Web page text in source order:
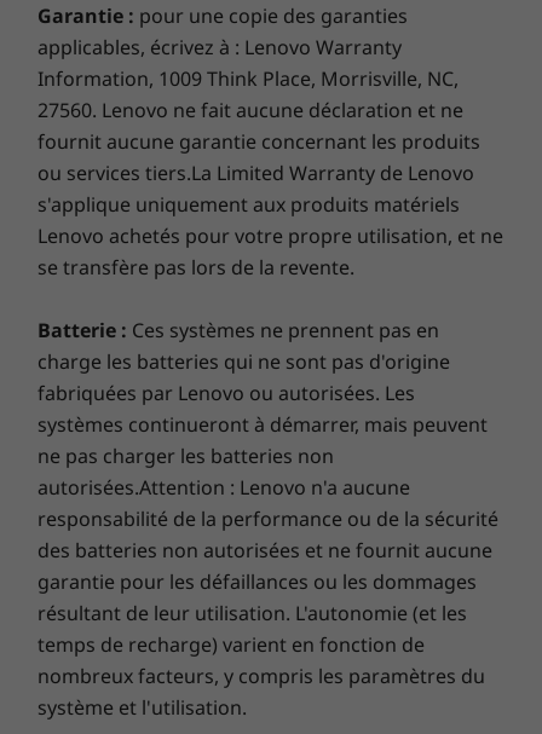
Mémoire, stockage, ports rapides
petites entreprises que des processeurs
rapides et un excellent WiFi. Nous équipons
donc également le ThinkBook 14s Yoga de 2e
génération avec jusqu’à une grande mémoire
DDR4 réactive pour un multitâche plus fluide.
Pour la connexion des moniteurs et des
périphériques, la large sélection de ports
comprend USB-C, Thunderbolt™ 4 et plus
encore.
Les vitesses de transfert des ports USB sont
approximatives et dépendent de nombreux facteurs,
tels que la capacité de traitement des appareils
Clavier
Taille normale, rétroéclairé, résistant aux
déversements
Pavé tactile de précision en une seule pièce de service
Clavier de contrôle d’appel
Stylet
Stylet intelligent intégré ThinkBook Yoga
Certifications vertes
EPEAT®Gold
Logiciels préinstallés
Gestionnaire de réunions IA
Lenovo Vantage
McAfee
LiveSafe™ (essai)
Office 365 (essai)
Ce qui est dans la boîte
ThinkBook 14s Yoga de 2e génération (14 po Intel)
Adaptateur CA 65 W
Batterie interne
ThinkBook Yoga Pen intelligent intégré
Garantie : pour une copie des garanties
applicables, écrivez à : Lenovo Warranty
Information, 1009 Think Place, Morrisville, NC,
27560. Lenovo ne fait aucune déclaration et ne
fournit aucune garantie concernant les produits
ou services tiers.La Limited Warranty de Lenovo
s'applique uniquement aux produits matériels
Lenovo achetés pour votre propre utilisation, et ne
se transfère pas lors de la revente.
Batterie : Ces systèmes ne prennent pas en
charge les batteries qui ne sont pas d'origine
fabriquées par Lenovo ou autorisées. Les
systèmes continueront à démarrer, mais peuvent
ne pas charger les batteries non
autorisées.Attention : Lenovo n'a aucune
responsabilité de la performance ou de la sécurité
des batteries non autorisées et ne fournit aucune
garantie pour les défaillances ou les dommages
résultant de leur utilisation. L'autonomie (et les
temps de recharge) varient en fonction de
nombreux facteurs, y compris les paramètres du
système et l'utilisation.